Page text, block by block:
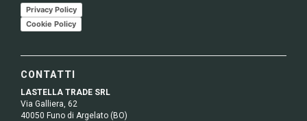
Privacy Policy
Cookie Policy
CONTATTI
LASTELLA TRADE SRL
Via Galliera, 62
40050 Funo di Argelato (BO)